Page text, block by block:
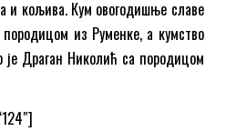
и кољива. Кум овогодишње славе
из Руменке, а кумство
је Драган Николић са породицом